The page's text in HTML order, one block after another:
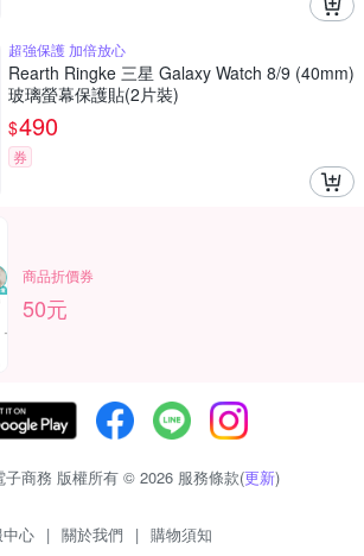
超強保護 加倍放心
Rearth Ringke 三星 Galaxy Watch 8/9 (40mm)
玻璃螢幕保護貼(2片裝)
$490
券
商品折價券
50元
子商務 版權所有 © 2026 服務條款(更新)
心 | 關於我們 | 購物須知